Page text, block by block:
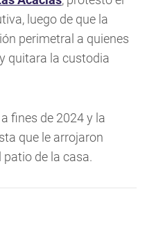
luego de que la
perimetral a quienes
quitara la custodia
fines de 2024 y la
que le arrojaron
de la casa.